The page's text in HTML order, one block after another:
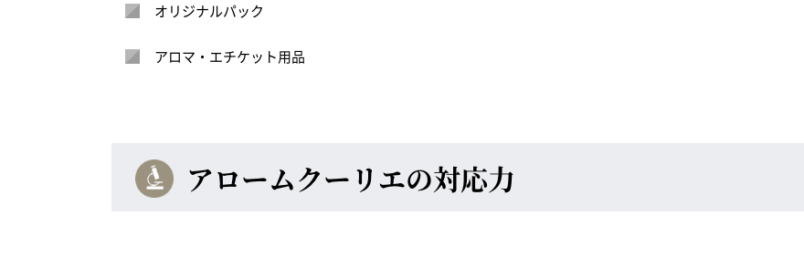
オリジナルパック
アロマ・エチケット用品
アロームクーリエの対応力